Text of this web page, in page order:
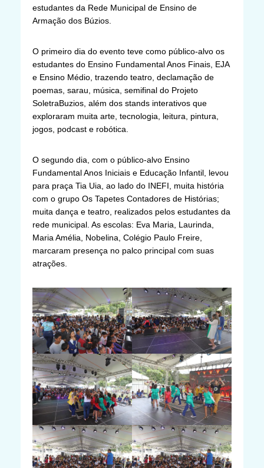
estudantes da Rede Municipal de Ensino de
Armação dos Búzios.
O primeiro dia do evento teve como público-alvo os
estudantes do Ensino Fundamental Anos Finais, EJA
e Ensino Médio, trazendo teatro, declamação de
poemas, sarau, música, semifinal do Projeto
SoletraBuzios, além dos stands interativos que
exploraram muita arte, tecnologia, leitura, pintura,
jogos, podcast e robótica.
O segundo dia, com o público-alvo Ensino
Fundamental Anos Iniciais e Educação Infantil, levou
para praça Tia Uia, ao lado do INEFI, muita história
com o grupo Os Tapetes Contadores de Histórias;
muita dança e teatro, realizados pelos estudantes da
rede municipal. As escolas: Eva Maria, Laurinda,
Maria Amélia, Nobelina, Colégio Paulo Freire,
marcaram presença no palco principal com suas
atrações.